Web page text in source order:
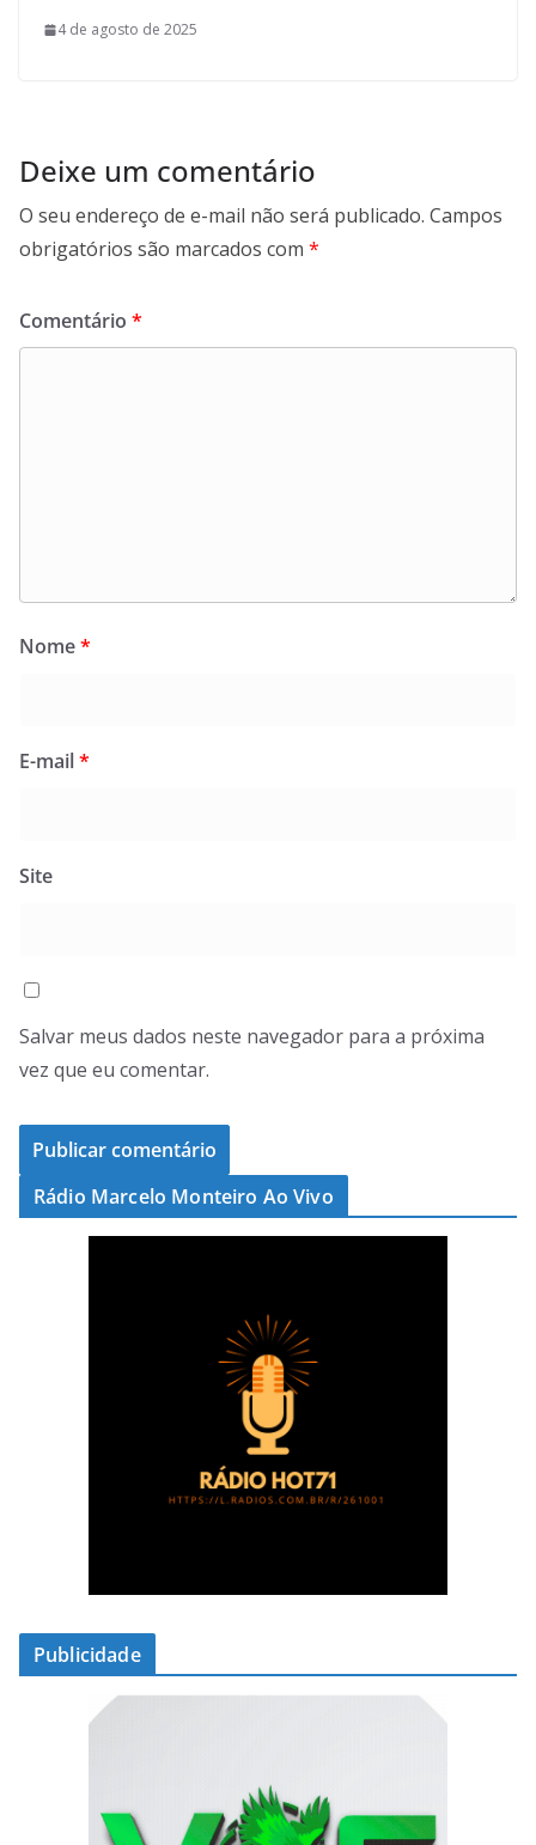
4 de agosto de 2025
Deixe um comentário
O seu endereço de e-mail não será publicado. Campos
obrigatórios são marcados com *
Comentário *
Nome*
E-mail*
Site
Salvar meus dados neste navegador para a próxima
vez que eu comentar.
Rádio Marcelo Monteiro Ao Vivo
Publicidade